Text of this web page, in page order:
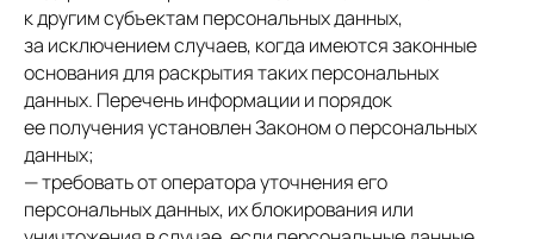
к другим субъектам персональных данных,
за исключением случаев, когда имеются законные
основания для раскрытия таких персональных
данных. Перечень информации и порядок
ее получения установлен Законом о персональных
данных;
— требовать от оператора уточнения его
персональных данных, их блокирования или